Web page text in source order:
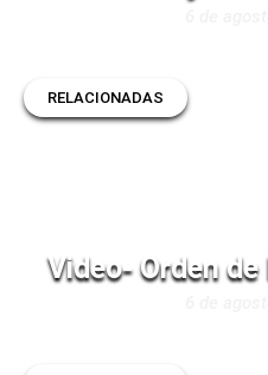
RELACIONADAS
Video- Orden